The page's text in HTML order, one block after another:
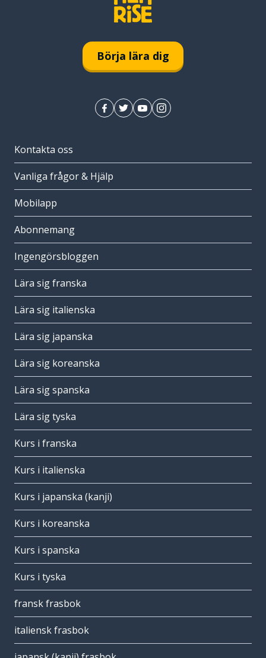
Börja lära dig
Kontakta oss
Vanliga frågor & Hjälp
Mobilapp
Abonnemang
Ingengörsbloggen
Lära sig franska
Lära sig italienska
Lära sig japanska
Lära sig koreanska
Lära sig spanska
Lära sig tyska
Kurs i franska
Kurs i italienska
Kurs i japanska (kanji)
Kurs i koreanska
Kurs i spanska
Kurs i tyska
fransk frasbok
italiensk frasbok